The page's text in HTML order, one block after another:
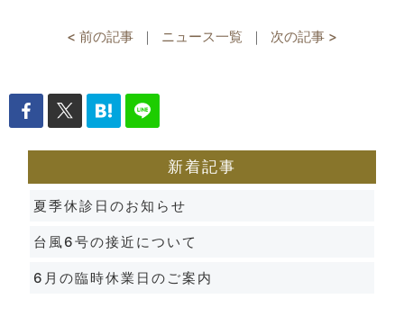
< 前の記事 ｜ ニュース一覧 ｜ 次の記事 >
新着記事
夏季休診日のお知らせ
台風6号の接近について
6月の臨時休業日のご案内